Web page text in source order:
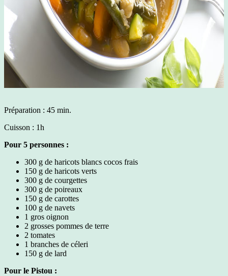
Préparation : 45 min.
Cuisson : 1h
Pour 5 personnes :
300 g de haricots blancs cocos frais
150 g de haricots verts
300 g de courgettes
300 g de poireaux
150 g de carottes
100 g de navets
1 gros oignon
2 grosses pommes de terre
2 tomates
1 branches de céleri
150 g de lard
Pour le Pistou :